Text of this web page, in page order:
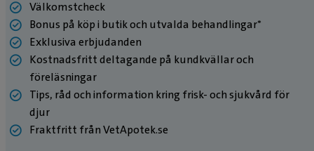
Välkomstcheck
Bonus på köp i butik och utvalda behandlingar*
Exklusiva erbjudanden
Kostnadsfritt deltagande på kundkvällar och
föreläsningar
Tips, råd och information kring frisk- och sjukvård för
djur
Fraktfritt från VetApotek.se